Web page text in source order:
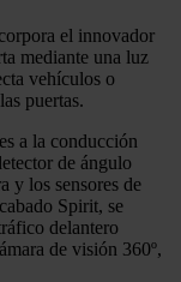
el innovador
mediante una luz
vehículos o
puertas.
a la conducción
de ángulo
y los sensores de
Spirit, se
delantero
de visión 360º,